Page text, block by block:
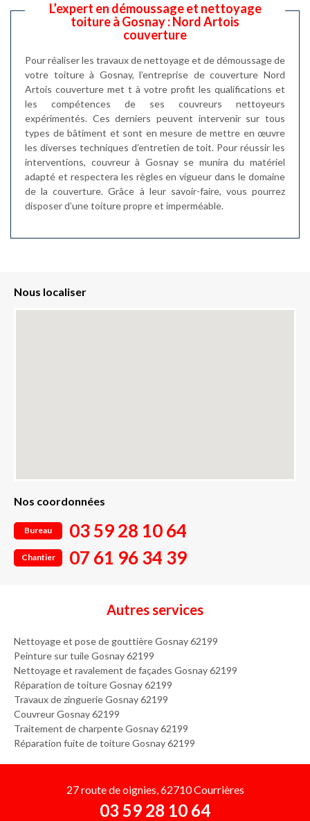
L’expert en démoussage et nettoyage
toiture à Gosnay : Nord Artois
couverture
Pour réaliser les travaux de nettoyage et de démoussage de
votre toiture à Gosnay, l’entreprise de couverture Nord
Artois couverture met t à votre profit les qualifications et
les compétences de ses couvreurs nettoyeurs
expérimentés. Ces derniers peuvent intervenir sur tous
types de bâtiment et sont en mesure de mettre en œuvre
les diverses techniques d’entretien de toit. Pour réussir les
interventions, couvreur à Gosnay se munira du matériel
adapté et respectera les règles en vigueur dans le domaine
de la couverture. Grâce à leur savoir-faire, vous pourrez
disposer d’une toiture propre et imperméable.
Nous localiser
Nos coordonnées
Bureau 03 59 28 10 64
Chantier 07 61 96 34 39
Autres services
Nettoyage et pose de gouttière Gosnay 62199
Peinture sur tuile Gosnay 62199
Nettoyage et ravalement de façades Gosnay 62199
Réparation de toiture Gosnay 62199
Travaux de zinguerie Gosnay 62199
Couvreur Gosnay 62199
Traitement de charpente Gosnay 62199
Réparation fuite de toiture Gosnay 62199
27 route de oignies, 62710 Courrières
03 59 28 10 64